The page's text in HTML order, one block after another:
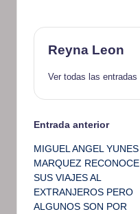
Reyna Leon
Ver todas las entradas
Navegación
de
entradas
Entrada anterior
MIGUEL ANGEL YUNES
MARQUEZ RECONOCE
SUS VIAJES AL
EXTRANJEROS PERO
ALGUNOS SON POR